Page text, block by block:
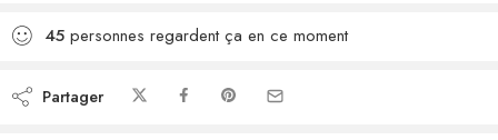
45 personnes regardent ça en ce moment
Partager